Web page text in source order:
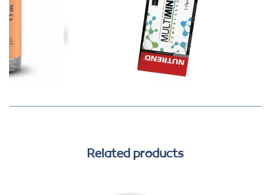
Related products